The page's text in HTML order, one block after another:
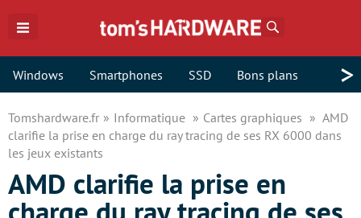
Windows Smartphones SSD Bons plans >
Tomshardware.fr Informatique Cartes graphiques
AMD
clarifie la prise en charge du ray tracing de ses RX 6000 dans
les jeux existants
AMD clarifie la prise en